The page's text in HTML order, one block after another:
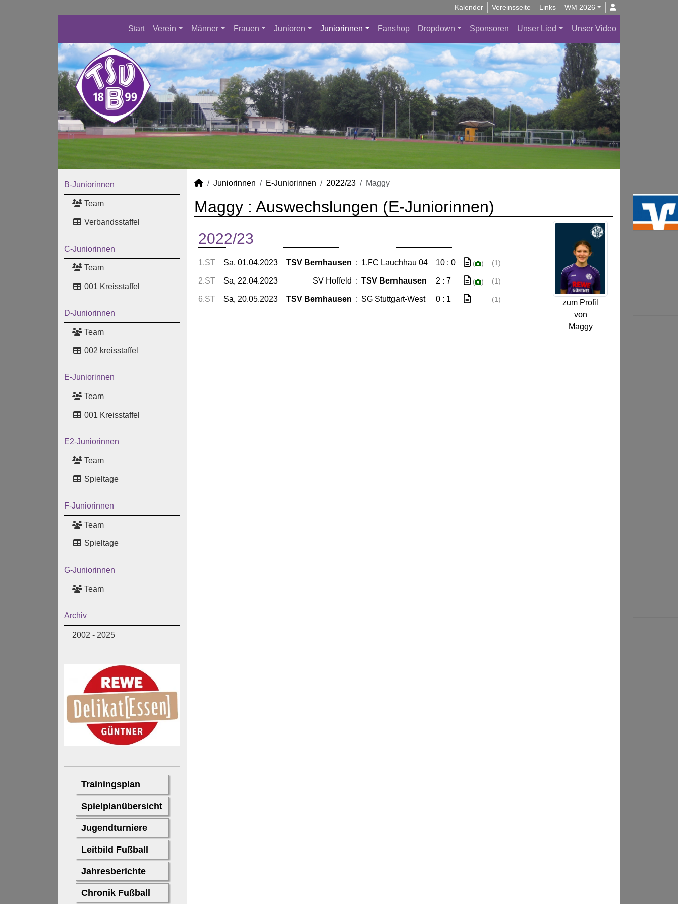
Kalender Vereinsseite Links WM 2026
Start Verein Männer Frauen Junioren Juniorinnen Fanshop Dropdown Sponsoren Unser Lied Unser Video
B-Juniorinnen
Team
Verbandsstaffel
C-Juniorinnen
Team
001 Kreisstaffel
D-Juniorinnen
Team
002 kreisstaffel
E-Juniorinnen
Team
001 Kreisstaffel
E2-Juniorinnen
Team
Spieltage
F-Juniorinnen
Team
Spieltage
G-Juniorinnen
Team
Archiv
2002 - 2025
Juniorinnen E-Juniorinnen 2022/23 Maggy
Maggy : Auswechslungen (E-Juniorinnen)
zum Profil
von
Maggy
2022/23
1.ST Sa, 01.04.2023 TSV Bernhausen : 1.FC Lauchhau 04 10 : 0 ( ) (1)
2.ST Sa, 22.04.2023 SV Hoffeld : TSV Bernhausen 2 : 7 ( ) (1)
6.ST Sa, 20.05.2023 TSV Bernhausen : SG Stuttgart-West 0 : 1 (1)